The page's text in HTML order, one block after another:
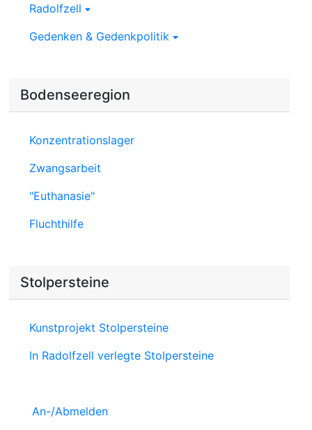
Radolfzell
Gedenken & Gedenkpolitik
Bodenseeregion
Konzentrationslager
Zwangsarbeit
"Euthanasie"
Fluchthilfe
Stolpersteine
Kunstprojekt Stolpersteine
In Radolfzell verlegte Stolpersteine
An-/Abmelden